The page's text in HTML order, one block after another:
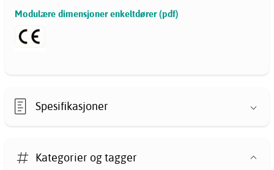
Modulære dimensjoner enkeltdører (pdf)
Spesifikasjoner
Kategorier og tagger